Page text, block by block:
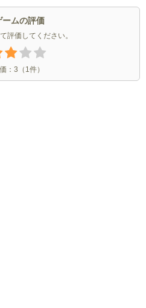
ームの評価
評価してください。
： 3 （ 1件）